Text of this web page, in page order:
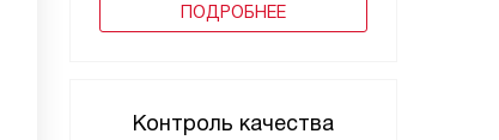
ПОДРОБНЕЕ
Контроль качества